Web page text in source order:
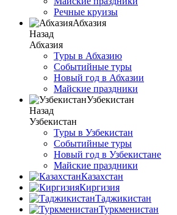
Речные круизы
Абхазия
Назад
Абхазия
Туры в Абхазию
Событийные туры
Новый год в Абхазии
Майские праздники
Узбекистан
Назад
Узбекистан
Туры в Узбекистан
Событийные туры
Новый год в Узбекистане
Майские праздники
Казахстан
Киргизия
Таджикистан
Туркменистан